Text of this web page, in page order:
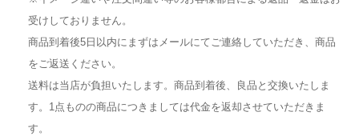
受けしておりません。
商品到着後5日以内にまずはメールにてご連絡していただき、商品
をご返送ください。
送料は当店が負担いたします。商品到着後、良品と交換いたしま
す。1点ものの商品につきましては代金を返却させていただきま
す。